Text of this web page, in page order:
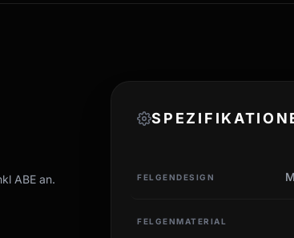
ABE an. FELGENDESIGN
FELGENMATERIAL